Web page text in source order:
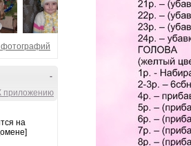
фотографий
-
приложению
на